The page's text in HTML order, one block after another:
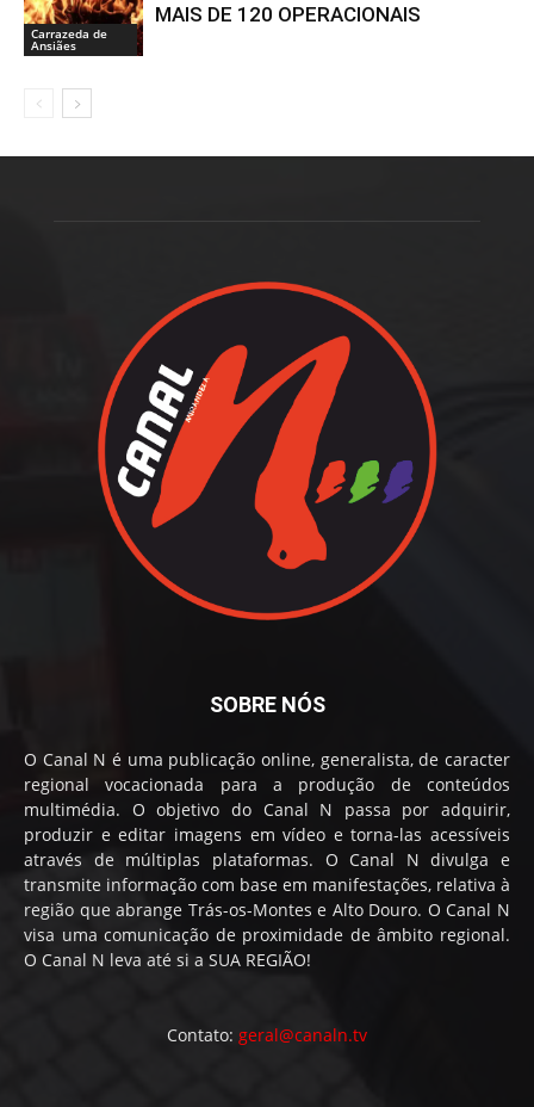
Carrazeda de
Ansiães
MAIS DE 120 OPERACIONAIS
SOBRE NÓS
O Canal N é uma publicação online, generalista, de caracter
regional vocacionada para a produção de conteúdos
multimédia. O objetivo do Canal N passa por adquirir,
produzir e editar imagens em vídeo e torna-las acessíveis
através de múltiplas plataformas. O Canal N divulga e
transmite informação com base em manifestações, relativa à
região que abrange Trás-os-Montes e Alto Douro. O Canal N
visa uma comunicação de proximidade de âmbito regional.
O Canal N leva até si a SUA REGIÃO!
Contato: geral@canaln.tv